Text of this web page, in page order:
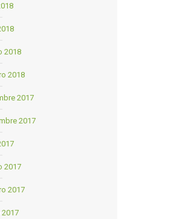
2018
2018
2017
2017
2017
2017
2017